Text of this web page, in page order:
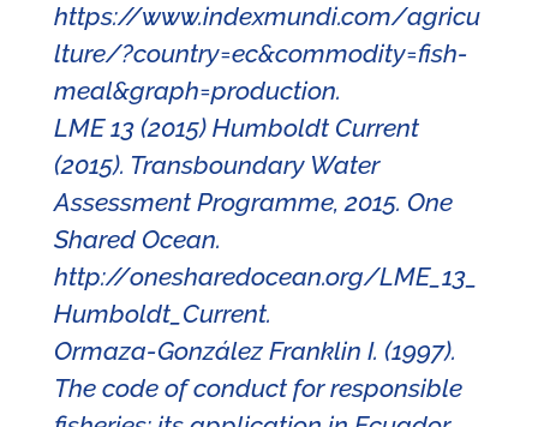
https://www.indexmundi.com/agricu
lture/?country=ec&commodity=fish-
meal&graph=production.
LME 13 (2015) Humboldt Current
(2015). Transboundary Water
Assessment Programme, 2015. One
Shared Ocean.
http://onesharedocean.org/LME_13_
Humboldt_Current.
Ormaza-González Franklin I. (1997).
The code of conduct for responsible